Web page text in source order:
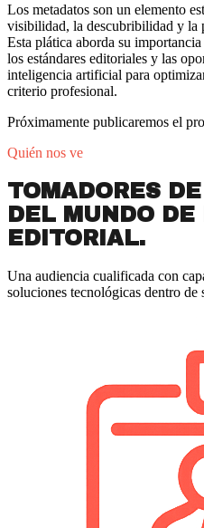
Los metadatos son un elemento
visibilidad, la descubribilidad y la
Esta plática aborda su
los estándares editoriales y las
inteligencia artificial para
criterio profesional.
Próximamente publicaremos el
Quién nos ve
TOMADORES
DEL MUNDO
EDITORIAL.
Una audiencia cualificada con
soluciones tecnológicas dentro de